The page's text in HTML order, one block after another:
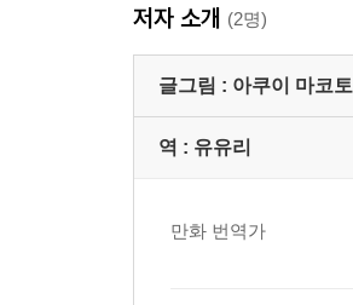
저자 소개 (2명)
글그림 : 아쿠이 마코토
역 : 유유리
만화 번역가